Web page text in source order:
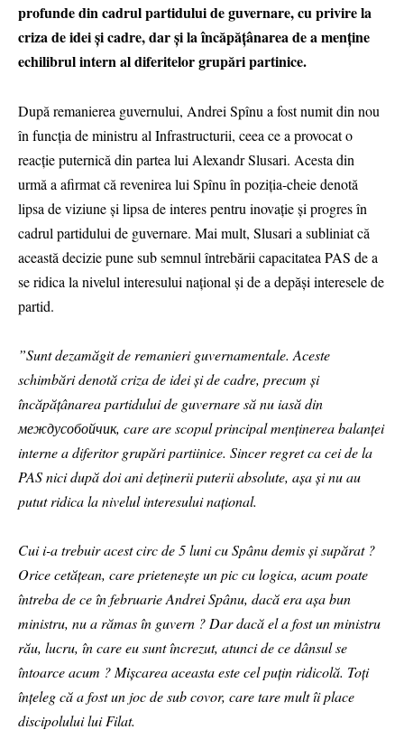
profunde din cadrul partidului de guvernare, cu privire la
criza de idei și cadre, dar și la încăpățânarea de a menține
echilibrul intern al diferitelor grupări partinice.
După remanierea guvernului, Andrei Spînu a fost numit din nou
în funcția de ministru al Infrastructurii, ceea ce a provocat o
reacție puternică din partea lui Alexandr Slusari. Acesta din
urmă a afirmat că revenirea lui Spînu în poziția-cheie denotă
lipsa de viziune și lipsa de interes pentru inovație și progres în
cadrul partidului de guvernare. Mai mult, Slusari a subliniat că
această decizie pune sub semnul întrebării capacitatea PAS de a
se ridica la nivelul interesului național și de a depăși interesele de
partid.
”Sunt dezamăgit de remanieri guvernamentale. Aceste
schimbări denotă criza de idei și de cadre, precum și
încăpățânarea partidului de guvernare să nu iasă din
междусобойчик, care are scopul principal menținerea balanței
interne a diferitor grupări partiinice. Sincer regret ca cei de la
PAS nici după doi ani deținerii puterii absolute, așa și nu au
putut ridica la nivelul interesului național.
Cui i-a trebuir acest circ de 5 luni cu Spânu demis și supărat ?
Orice cetățean, care prietenește un pic cu logica, acum poate
întreba de ce în februarie Andrei Spânu, dacă era așa bun
ministru, nu a rămas în guvern ? Dar dacă el a fost un ministru
rău, lucru, în care eu sunt încrezut, atunci de ce dânsul se
întoarce acum ? Mișcarea aceasta este cel puțin ridicolă. Toți
înțeleg că a fost un joc de sub covor, care tare mult îi place
discipolului lui Filat.